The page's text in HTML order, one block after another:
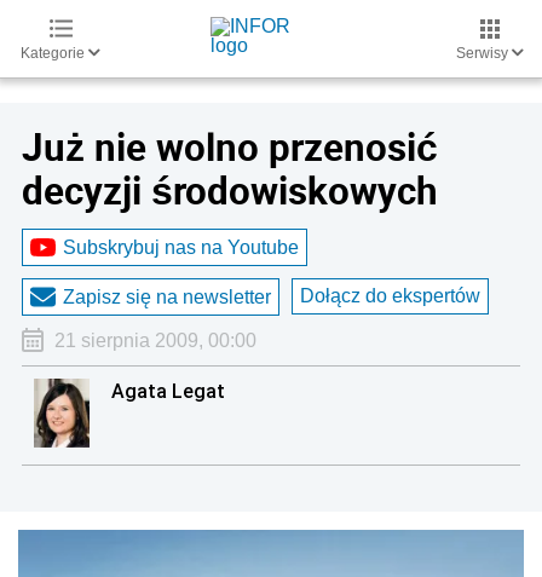
Kategorie Serwisy
Już nie wolno przenosić
decyzji środowiskowych
Subskrybuj nas na Youtube
Zapisz się na newsletter Dołącz do ekspertów
21 sierpnia 2009, 00:00
Agata Legat